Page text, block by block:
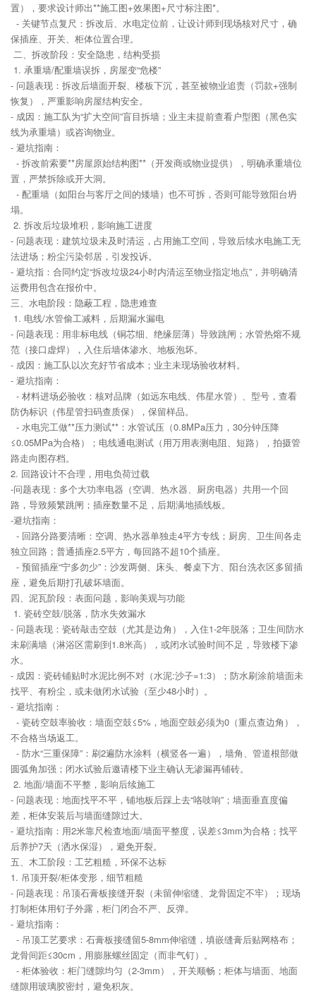
置），要求设计师出**施工图+效果图+尺寸标注图*。
- 关键节点复尺：拆改后、水电定位前，让设计师到现场核对尺寸，确
保插座、开关、柜体位置合理。
二、拆改阶段：安全隐患，结构受损
1. 承重墙/配重墙误拆，房屋变“危楼”
- 问题表现：拆改后墙面开裂、楼板下沉，甚至被物业追责（罚款+强制
恢复），严重影响房屋结构安全。
- 成因：施工队为“扩大空间”盲目拆墙；业主未提前查看户型图（黑色实
线为承重墙）或咨询物业。
- 避坑指南：
- 拆改前索要**房屋原始结构图**（开发商或物业提供），明确承重墙位
置，严禁拆除或开大洞。
- 配重墙（如阳台与客厅之间的矮墙）也不可拆，否则可能导致阳台坍
塌。
2. 拆改后垃圾堆积，影响施工进度
- 问题表现：建筑垃圾未及时清运，占用施工空间，导致后续水电施工无
法进场；粉尘污染邻居，引发投诉。
- 避坑指：合同约定“拆改垃圾24小时内清运至物业指定地点”，并明确清
运费用包含在报价中。
三、水电阶段：隐蔽工程，隐患难查
1. 电线/水管偷工减料，后期漏水漏电
- 问题表现：用非标电线（铜芯细、绝缘层薄）导致跳闸；水管热熔不规
范（接口虚焊），入住后墙体渗水、地板泡坏。
- 成因：施工队以次充好节省成本；业主未现场验收材料。
- 避坑指南：
- 材料进场必验收：核对品牌（如远东电线、伟星水管）、型号，查看
防伪标识（伟星管扫码查质保），保留样品。
- 水电完工做**压力测试**：水管试压（0.8MPa压力，30分钟压降
≤0.05MPa为合格）；电线通电测试（用万用表测电阻、短路），拍摄管
路走向图存档。
2. 回路设计不合理，用电负荷过载
-问题表现：多个大功率电器（空调、热水器、厨房电器）共用一个回
路，导致频繁跳闸；插座数量不足，后期满地插线板。
-避坑指南：
- 回路分路要清晰：空调、热水器单独走4平方专线；厨房、卫生间各走
独立回路；普通插座2.5平方，每回路不超10个插座。
- 预留插座“宁多勿少”：沙发两侧、床头、餐桌下方、阳台洗衣区多留插
座，避免后期打孔破坏墙面。
四、泥瓦阶段：表面问题，影响美观与功能
1. 瓷砖空鼓/脱落，防水失效漏水
- 问题表现：瓷砖敲击空鼓（尤其是边角），入住1-2年脱落；卫生间防水
未刷满墙（淋浴区需刷到1.8米高），或闭水试验时间不足，导致楼下渗
水。
- 成因：瓷砖铺贴时水泥比例不对（水泥:沙子=1:3）；防水刷涂前墙面未
找平、有粉尘，或未做闭水试验（至少48小时）。
- 避坑指南：
- 瓷砖空鼓率验收：墙面空鼓≤5%，地面空鼓必须为0（重点查边角），
不合格当场返工。
- 防水“三重保障”：刷2遍防水涂料（横竖各一遍），墙角、管道根部做
圆弧角加强；闭水试验后邀请楼下业主确认无渗漏再铺砖。
2. 地面/墙面不平整，影响后续施工
- 问题表现：地面找平不平，铺地板后踩上去“咯吱响”；墙面垂直度偏
差，柜体安装后与墙面缝隙过大。
- 避坑指南：用2米靠尺检查地面/墙面平整度，误差≤3mm为合格；找平
后养护7天（洒水保湿），避免开裂。
五、木工阶段：工艺粗糙，环保不达标
1. 吊顶开裂/柜体变形，细节粗糙
- 问题表现：吊顶石膏板接缝开裂（未留伸缩缝、龙骨固定不牢）；现场
打制柜体用钉子外露，柜门闭合不严、反弹。
- 避坑指南：
- 吊顶工艺要求：石膏板接缝留5-8mm伸缩缝，填嵌缝膏后贴网格布；
龙骨间距≤30cm，用膨胀螺丝固定（而非气钉）。
- 柜体验收：柜门缝隙均匀（2-3mm），开关顺畅；柜体与墙面、地面
缝隙用玻璃胶密封，避免积灰。